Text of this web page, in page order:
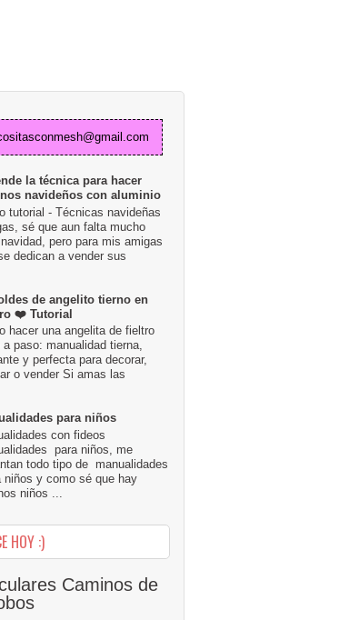
la técnica para hacer
navideños con aluminio
tutorial - Técnicas navideñas
sé que aun falta mucho
pero para mis amigas
dedican a vender sus
de angelito tierno en
❤️ Tutorial
hacer una angelita de fieltro
a paso: manualidad tierna,
y perfecta para decorar,
o vender Si amas las
para niños
con fideos
para niños, me
todo tipo de manualidades
niños y como sé que hay
niños ...
HOY :)
Caminos de